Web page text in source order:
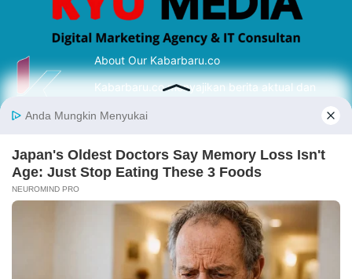
About Our Kabarbaru.co
Kabarbaru.co menyajikan berita aktual dan
serta terverifikasi dari sumber yang tepat.
Follow Kabarbaru